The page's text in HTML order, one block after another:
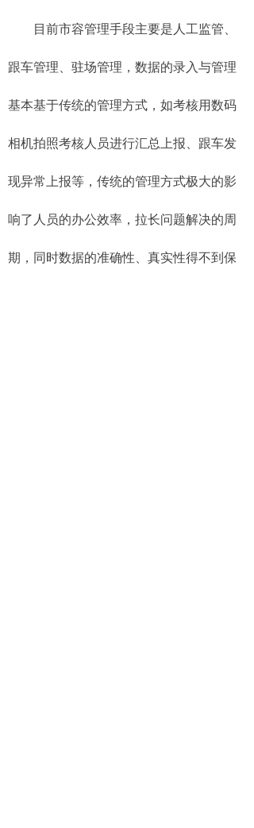
目前市容管理手段主要是人工监管、
跟车管理、驻场管理，数据的录入与管理
基本基于传统的管理方式，如考核用数码
相机拍照考核人员进行汇总上报、跟车发
现异常上报等，传统的管理方式极大的影
响了人员的办公效率，拉长问题解决的周
期，同时数据的准确性、真实性得不到保